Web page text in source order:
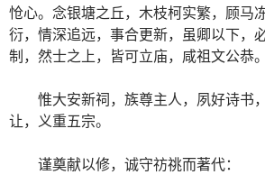
怆心。念银塘之丘，木枝柯实繁，顾马
衍，情深追远，事合更新，虽卿以下，
制，然士之上，皆可立庙，咸祖文公恭。
惟大安新祠，族尊主人，夙好诗书
让，义重五宗。
谨奠献以修，诚守祊祧而著代：